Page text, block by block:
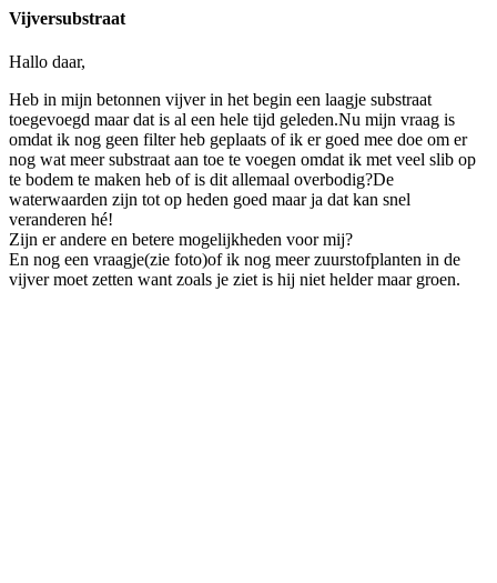
Vijversubstraat
Hallo daar,
Heb in mijn betonnen vijver in het begin een laagje substraat
toegevoegd maar dat is al een hele tijd geleden.Nu mijn vraag is
omdat ik nog geen filter heb geplaats of ik er goed mee doe om er
nog wat meer substraat aan toe te voegen omdat ik met veel slib op
te bodem te maken heb of is dit allemaal overbodig?De
waterwaarden zijn tot op heden goed maar ja dat kan snel
veranderen hé!
Zijn er andere en betere mogelijkheden voor mij?
En nog een vraagje(zie foto)of ik nog meer zuurstofplanten in de
vijver moet zetten want zoals je ziet is hij niet helder maar groen.